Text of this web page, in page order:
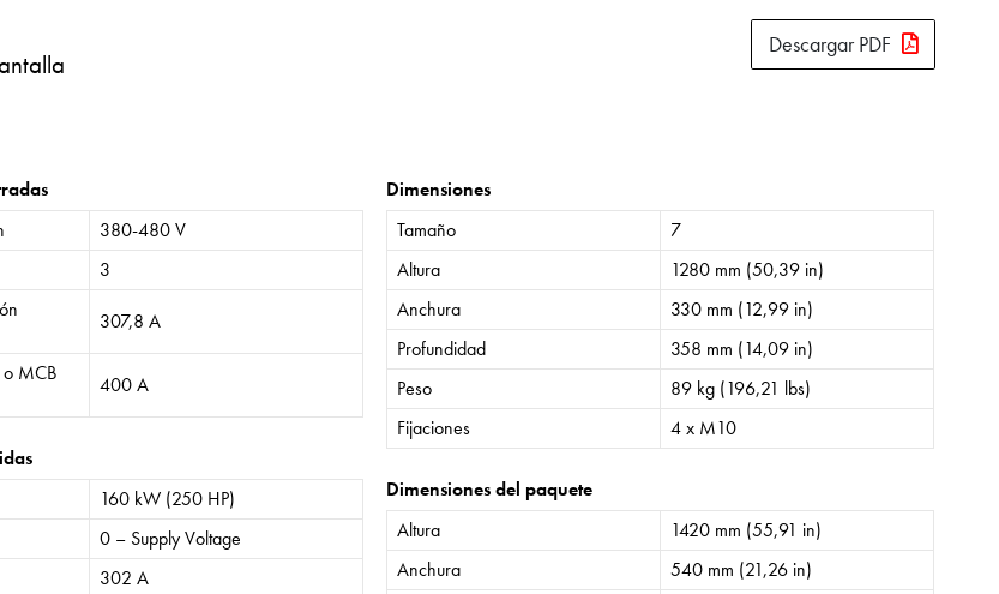
Descargar PDF
380-480 V
3
307,8 A
o MCB
400 A
160 kW (250 HP)
0 – Supply Voltage
302 A
Dimensiones
Tamaño
7
Altura
1280 mm (50,39 in)
Anchura
330 mm (12,99 in)
Profundidad
358 mm (14,09 in)
Peso
89 kg (196,21 lbs)
Fijaciones
4 x M10
Dimensiones del paquete
Altura
1420 mm (55,91 in)
Anchura
540 mm (21,26 in)